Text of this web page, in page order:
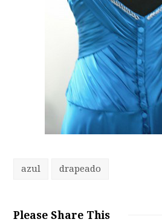
azul drapeado
Please Share This